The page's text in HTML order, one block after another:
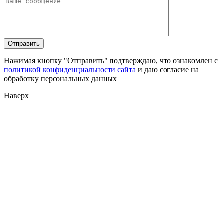
Нажимая кнопку "Отправить" подтверждаю, что ознакомлен с
политикой конфиденциальности сайта и даю согласие на
обработку персональных данных
Наверх